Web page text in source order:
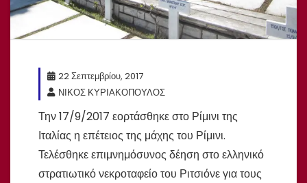
22 Σεπτεμβρίου, 2017
ΝΙΚΟΣ ΚΥΡΙΑΚΟΠΟΥΛΟΣ
Την 17/9/2017 εορτάσθηκε στο Ρίμινι της
Ιταλίας η επέτειος της μάχης του Ρίμινι.
Τελέσθηκε επιμνημόσυνος δέηση στο ελληνικό
στρατιωτικό νεκροταφείο του Ριτσιόνε για τους